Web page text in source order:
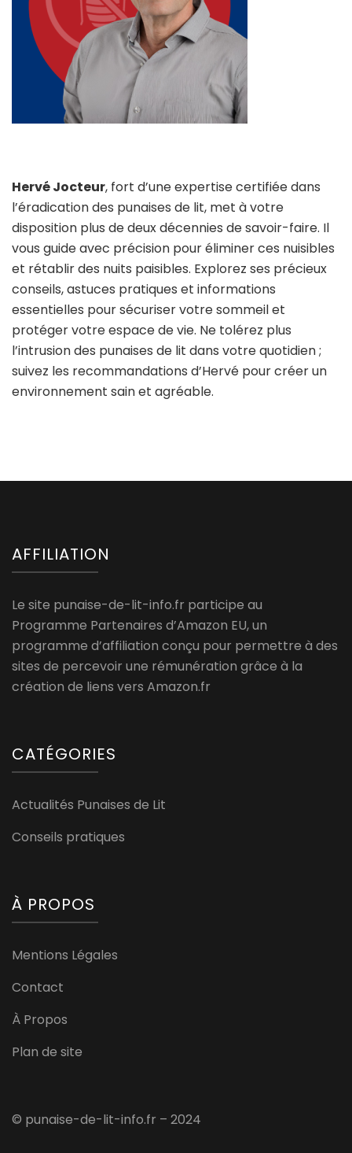
Hervé Jocteur, fort d’une expertise certifiée dans
l’éradication des punaises de lit, met à votre
disposition plus de deux décennies de savoir-faire. Il
vous guide avec précision pour éliminer ces nuisibles
et rétablir des nuits paisibles. Explorez ses précieux
conseils, astuces pratiques et informations
essentielles pour sécuriser votre sommeil et
protéger votre espace de vie. Ne tolérez plus
l’intrusion des punaises de lit dans votre quotidien ;
suivez les recommandations d’Hervé pour créer un
environnement sain et agréable.
AFFILIATION
Le site punaise-de-lit-info.fr participe au
Programme Partenaires d’Amazon EU, un
programme d’affiliation conçu pour permettre à des
sites de percevoir une rémunération grâce à la
création de liens vers Amazon.fr
CATÉGORIES
Actualités Punaises de Lit
Conseils pratiques
À PROPOS
Mentions Légales
Contact
À Propos
Plan de site
© punaise-de-lit-info.fr – 2024